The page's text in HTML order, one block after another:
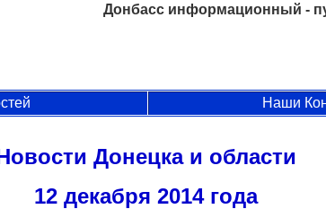
Донбасс информационный -
Наши
Донецка и области
12 декабря 2014 года